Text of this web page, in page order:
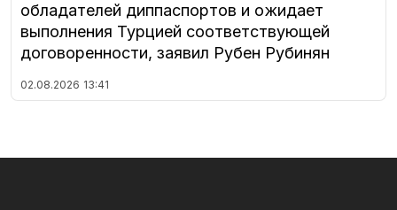
обладателей диппаспортов и ожидает
выполнения Турцией соответствующей
договоренности, заявил Рубен Рубинян
02.08.2026 13:41